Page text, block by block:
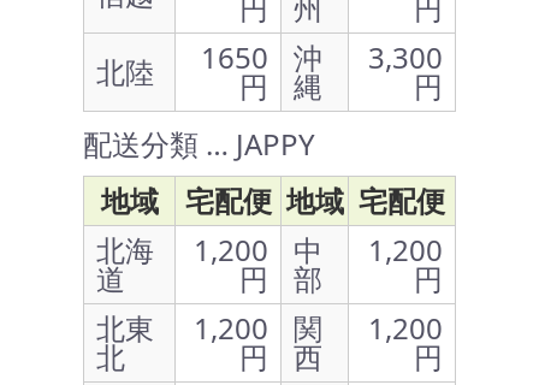
北陸
1650
円
沖
縄
3,300
円
配送分類 … JAPPY
地域
宅配便 地域 宅配便
北海
道
1,200
円
中
部
1,200
円
北東
北
1,200
円
関
西
1,200
円